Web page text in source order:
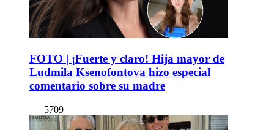
FOTO | ¡Fuerte y claro! Hija mayor de
Ludmila Ksenofontova hizo especial
comentario sobre su madre
5709